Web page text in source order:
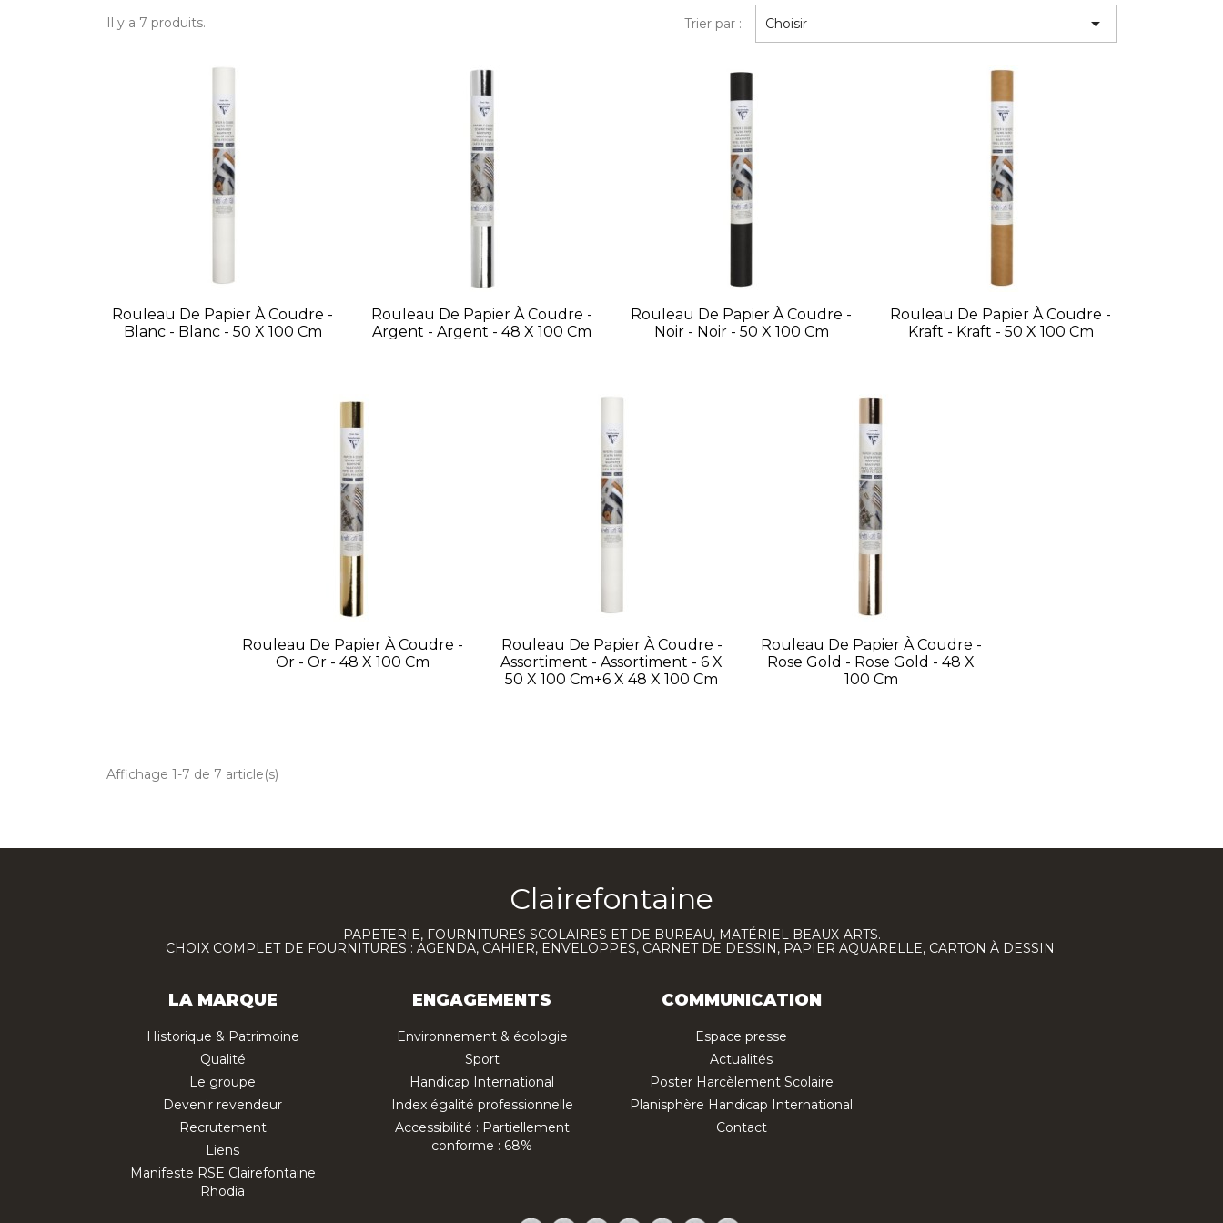
Il y a 7 produits. Trier par : Choisir 
Rouleau De Papier À Coudre -
Blanc - Blanc - 50 X 100 Cm
Rouleau De Papier À Coudre -
Argent - Argent - 48 X 100 Cm
Rouleau De Papier À Coudre -
Noir - Noir - 50 X 100 Cm
Rouleau De Papier À Coudre -
Kraft - Kraft - 50 X 100 Cm
Rouleau De Papier À Coudre -
Or - Or - 48 X 100 Cm
Rouleau De Papier À Coudre -
Assortiment - Assortiment - 6 X
50 X 100 Cm+6 X 48 X 100 Cm
Rouleau De Papier À Coudre -
Rose Gold - Rose Gold - 48 X
100 Cm
Affichage 1-7 de 7 article(s)
Clairefontaine
PAPETERIE, FOURNITURES SCOLAIRES ET DE BUREAU, MATÉRIEL BEAUX-ARTS.
CHOIX COMPLET DE FOURNITURES : AGENDA, CAHIER, ENVELOPPES, CARNET DE DESSIN, PAPIER AQUARELLE, CARTON À DESSIN.
LA MARQUE
Historique & Patrimoine
Qualité
Le groupe
Devenir revendeur
Recrutement
Liens
Manifeste RSE Clairefontaine
Rhodia
ENGAGEMENTS
Environnement & écologie
Sport
Handicap International
Index égalité professionnelle
Accessibilité : Partiellement
conforme : 68%
COMMUNICATION
Espace presse
Actualités
Poster Harcèlement Scolaire
Planisphère Handicap International
Contact